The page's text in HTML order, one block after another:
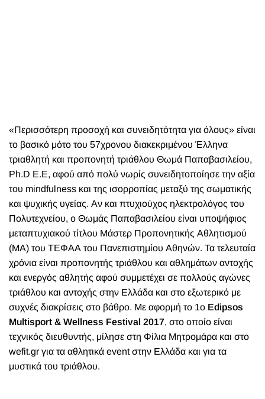
«Περισσότερη προσοχή και συνειδητότητα για όλους» είναι
το βασικό μότο του 57χρονου διακεκριμένου Έλληνα
τριαθλητή και προπονητή τριάθλου Θωμά Παπαβασιλείου,
Ph.D Ε.Ε, αφού από πολύ νωρίς συνειδητοποίησε την αξία
του mindfulness και της ισορροπίας μεταξύ της σωματικής
και ψυχικής υγείας. Αν και πτυχιούχος ηλεκτρολόγος του
Πολυτεχνείου, ο Θωμάς Παπαβασιλείου είναι υποψήφιος
μεταπτυχιακού τίτλου Μάστερ Προπονητικής Αθλητισμού
(ΜΑ) του ΤΕΦΑΑ του Πανεπιστημίου Αθηνών. Τα τελευταία
χρόνια είναι προπονητής τριάθλου και αθλημάτων αντοχής
και ενεργός αθλητής αφού συμμετέχει σε πολλούς αγώνες
τριάθλου και αντοχής στην Ελλάδα και στο εξωτερικό με
συχνές διακρίσεις στο βάθρο. Με αφορμή το 1ο Edipsos
Multisport & Wellness Festival 2017, στο οποίο είναι
τεχνικός διευθυντής, μίλησε στη Φίλια Μητρομάρα και στο
wefit.gr για τα αθλητικά event στην Ελλάδα και για τα
μυστικά του τριάθλου.